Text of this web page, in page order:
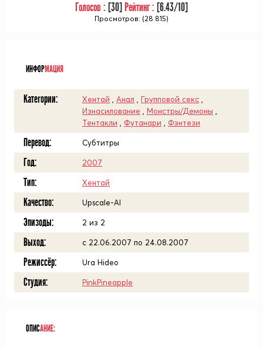
Голосов : [30] Рейтинг : [6.43/10]
Просмотров: (28 815)
ИНФОРМАЦИЯ
Категории: Хентай Анал Групповой секс
Изнасилование
Монстры/Демоны
Тентакли
Футанари Фэнтези
Перевод: Субтитры
Год: 2007
Тип: Хентай
Качество: Upscale-AI
Эпизоды: 2 из 2
Выход: с 22.06.2007 по 24.08.2007
Режиссёр: Ura Hideo
Студия: PinkPineapple
ОПИСАНИЕ: